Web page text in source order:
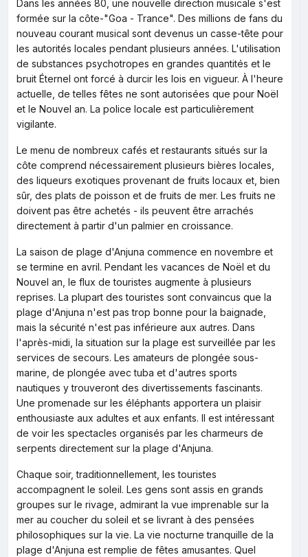
Dans les années 80, une nouvelle direction musicale s'est
formée sur la côte-"Goa - Trance". Des millions de fans du
nouveau courant musical sont devenus un casse-tête pour
les autorités locales pendant plusieurs années. L'utilisation
de substances psychotropes en grandes quantités et le
bruit Éternel ont forcé à durcir les lois en vigueur. À l'heure
actuelle, de telles fêtes ne sont autorisées que pour Noël
et le Nouvel an. La police locale est particulièrement
vigilante.
Le menu de nombreux cafés et restaurants situés sur la
côte comprend nécessairement plusieurs bières locales,
des liqueurs exotiques provenant de fruits locaux et, bien
sûr, des plats de poisson et de fruits de mer. Les fruits ne
doivent pas être achetés - ils peuvent être arrachés
directement à partir d'un palmier en croissance.
La saison de plage d'Anjuna commence en novembre et
se termine en avril. Pendant les vacances de Noël et du
Nouvel an, le flux de touristes augmente à plusieurs
reprises. La plupart des touristes sont convaincus que la
plage d'Anjuna n'est pas trop bonne pour la baignade,
mais la sécurité n'est pas inférieure aux autres. Dans
l'après-midi, la situation sur la plage est surveillée par les
services de secours. Les amateurs de plongée sous-
marine, de plongée avec tuba et d'autres sports
nautiques y trouveront des divertissements fascinants.
Une promenade sur les éléphants apportera un plaisir
enthousiaste aux adultes et aux enfants. Il est intéressant
de voir les spectacles organisés par les charmeurs de
serpents directement sur la plage d'Anjuna.
Chaque soir, traditionnellement, les touristes
accompagnent le soleil. Les gens sont assis en grands
groupes sur le rivage, admirant la vue imprenable sur la
mer au coucher du soleil et se livrant à des pensées
philosophiques sur la vie. La vie nocturne tranquille de la
plage d'Anjuna est remplie de fêtes amusantes. Quel